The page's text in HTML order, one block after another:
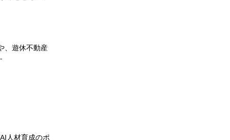
、遊休不動産
人材育成のポ